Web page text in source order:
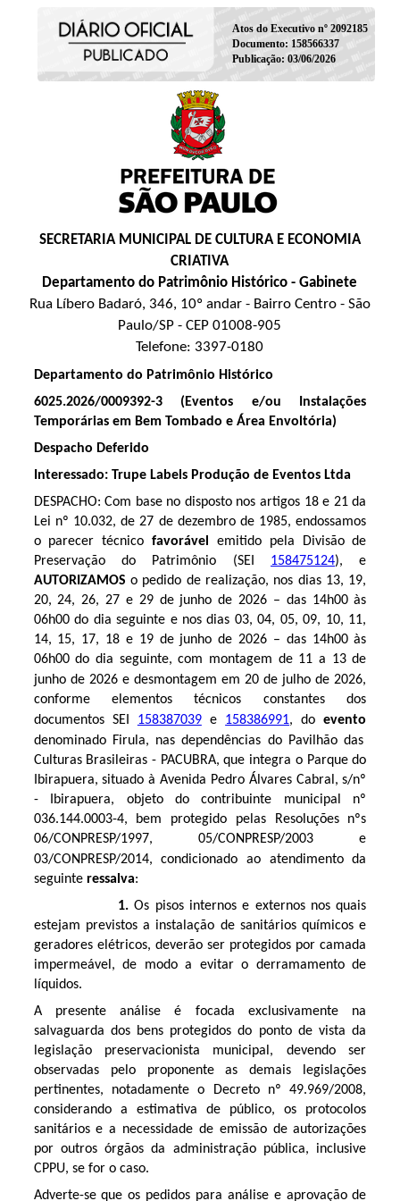
Atos do Executivo nº 2092185
Documento: 158566337
Publicação: 03/06/2026
SECRETARIA MUNICIPAL DE CULTURA E ECONOMIA
CRIATIVA
Departamento do Patrimônio Histórico - Gabinete
Rua Líbero Badaró, 346, 10º andar - Bairro Centro - São
Paulo/SP - CEP 01008-905
Telefone: 3397-0180
Departamento do Patrimônio Histórico
6025.2026/0009392-3 (Eventos e/ou Instalações
Temporárias em Bem Tombado e Área Envoltória)
Despacho Deferido
Interessado: Trupe Labels Produção de Eventos Ltda
DESPACHO: Com base no disposto nos artigos 18 e 21 da
Lei nº 10.032, de 27 de dezembro de 1985, endossamos
o parecer técnicofavorável
emitido pela Divisão de
Preservação do Patrimônio (SEI 158475124), e
AUTORIZAMOS o pedido de realização, nos dias 13, 19,
20, 24, 26, 27 e 29 de junho de 2026 – das 14h00 às
06h00 do dia seguinte e nos dias 03, 04, 05, 09, 10, 11,
14, 15, 17, 18 e 19 de junho de 2026 – das 14h00 às
06h00 do dia seguinte, com montagem de 11 a 13 de
junho de 2026 e desmontagem em 20 de julho de 2026,
conforme elementos técnicos constantes dos
documentos SEI 158387039e 158386991, doevento
denominado Firula, nas dependências do Pavilhão das
Culturas Brasileiras - PACUBRA, que integra o Parque do
Ibirapuera, situado à Avenida Pedro Álvares Cabral, s/nº
- Ibirapuera, objeto do contribuinte municipal nº
036.144.0003-4, bem protegido pelas Resoluções nºs
06/CONPRESP/1997, 05/CONPRESP/2003 e
03/CONPRESP/2014,
condicionado ao atendimento da
seguinte ressalva:
1.Os pisos internos e externos nos quais
estejam previstos a instalação de sanitários químicos e
geradores elétricos, deverão ser protegidos por camada
impermeável, de modo a evitar o derramamento de
líquidos.
A presente análise é focada exclusivamente na
salvaguarda dos bens protegidos do ponto de vista da
legislação preservacionista municipal, devendo ser
observadas pelo proponente as demais legislações
pertinentes, notadamente o Decreto nº 49.969/2008,
considerando a estimativa de público, os protocolos
sanitários e a necessidade de emissão de autorizações
por outros órgãos da administração pública, inclusive
CPPU, se for o caso.
Adverte-se que os pedidos para análise e aprovação de